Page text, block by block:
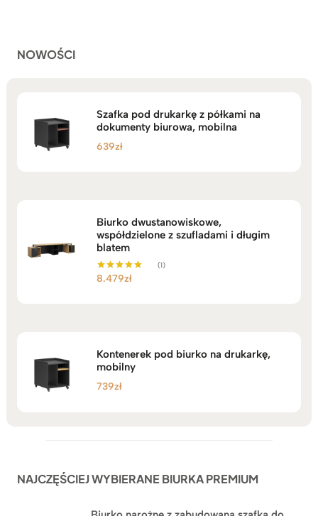
NOWOŚCI
Szafka pod drukarkę z półkami na
dokumenty biurowa, mobilna
639zł
Biurko dwustanowiskowe,
współdzielone z szufladami i długim
blatem
Oceniono
(1)
8.479zł
Kontenerek pod biurko na drukarkę,
mobilny
739zł
NAJCZĘŚCIEJ WYBIERANE BIURKA PREMIUM